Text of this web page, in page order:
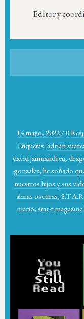
Editor y
14 mayo, 2022 /0
Etiquetas: adrian
david jaumandreu,
gonzalez, he soñado
nuestros hijos y sus
almas oscuras, S.T.A.R.
mario, star-t